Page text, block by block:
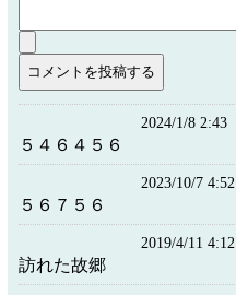
2024/1/8 2:43
５４６４５６
2023/10/7 4:52
５６７５６
2019/4/11 4:12
訪れた故郷